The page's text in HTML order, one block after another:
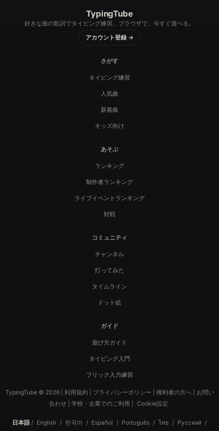
TypingTube
好きな曲の歌詞でタイピング練習。ブラウザで、今すぐ遊べる。
アカウント登録 →
さがす
タイピング練習
人気曲
新着曲
キッズ向け
あそぶ
ランキング
制作者ランキング
ライブイベントランキング
対戦
コミュニティ
チャンネル
打ってみた
タイムライン
ドット絵
ガイド
遊び方ガイド
タイピング入門
フリック入力練習
TypingTube © 2026 | 利用規約 プライバシーポリシー 権利者の方へ| お問い
合わせ
学校・企業でのご利用 Cookie設定
日本語 / English / 한국어 / Español / Português / ไทย / Русский /